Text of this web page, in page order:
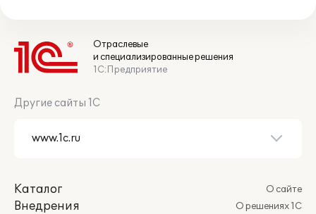
Отраслевые
и специализированные решения
1С:Предприятие
Другие сайты 1С
Каталог
Внедрения
О сайте
О решениях 1С